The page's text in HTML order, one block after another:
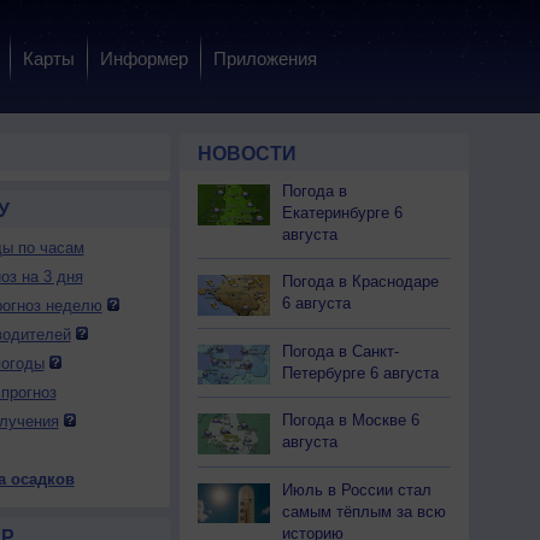
Карты Информер Приложения
9 вс
Вечер День Вечер Ночь Утро
по часам
на 3 дня
неделю
осадков
НОВОСТИ
Погода в
Екатеринбурге 6
августа
Погода в Краснодаре
6 августа
Погода в Санкт-
Петербурге 6 августа
Погода в Москве 6
августа
Июль в России стал
самым тёплым за всю
историю